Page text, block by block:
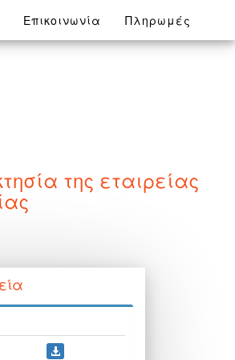
Επικοινωνία Πληρωμές
της εταιρείας